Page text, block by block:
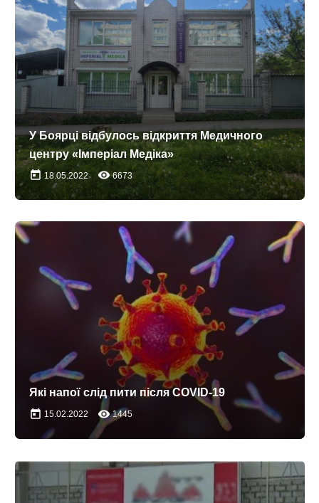
У Боярці відбулось відкриття Медичного
центру «Імперіал Медіка»
today 18.05.2022 remove_red_eye6673
Які напої слід пити після COVID-19
today 15.02.2022 remove_red_eye1445